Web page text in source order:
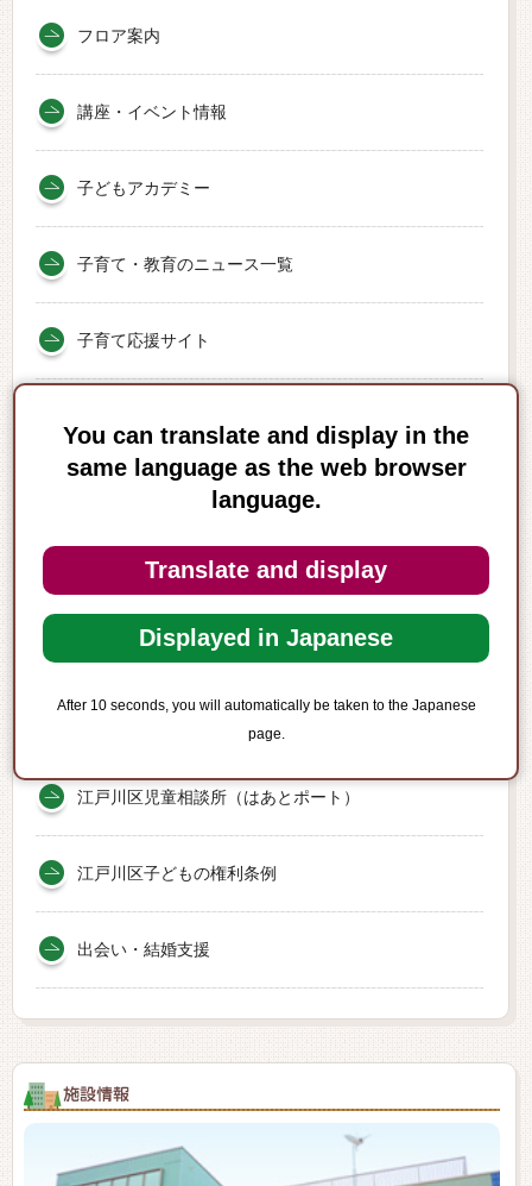
You can translate and display in the
same language as the web browser
language.
Translate and display
Displayed in Japanese
After 10 seconds, you will automatically be taken to the Japanese
page.
フロア案内
講座・イベント情報
子どもアカデミー
子育て・教育のニュース一覧
子育て応援サイト
青少年健全育成
江戸川区児童相談所（はあとポート）
江戸川区子どもの権利条例
出会い・結婚支援
施設情報